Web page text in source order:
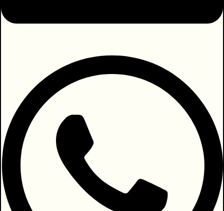
של אנשים, כנראה מחייה שלה. אך יחד עם
היות היצירה סיפור, היא ללא ספק גם בעלת
אמירה פוליטית. היצירה מצויינת כי היא
מהפנטת, מצויירת היטב, ומיד מעוררת סערה
ריגשית גם במי שלעולם לא ישקול להכניס
חזיר למקרר הפרטי שלו.
מה קורה כאשר נמצא מולנו משהו שמצליח
לחדור לליבנו באופן ישיר, כמו סוס טרויאני,